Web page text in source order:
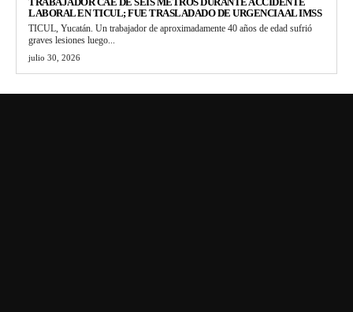
LABORAL EN TICUL; FUE TRASLADADO DE URGENCIA AL IMSS
TICUL, Yucatán. Un trabajador de aproximadamente 40 años de edad sufrió
graves lesiones luego...
julio 30, 2026